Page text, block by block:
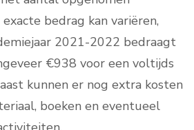
bedrag kan variëren,
2021-2022 bedraagt
€938 voor een voltijds
kunnen er nog extra kosten
boeken en eventueel